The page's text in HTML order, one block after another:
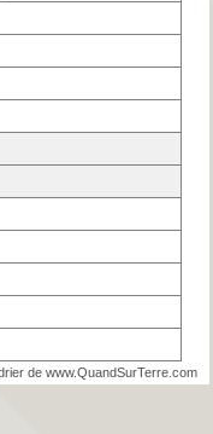
de www.QuandSurTerre.com